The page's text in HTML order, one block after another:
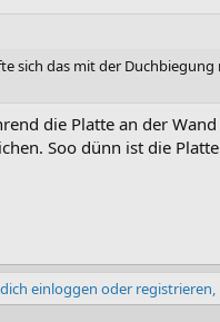
sich das mit der
die Platte an der
Soo dünn ist die
einloggen oder